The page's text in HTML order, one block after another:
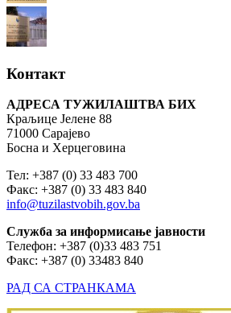
Контакт
АДРЕСА ТУЖИЛАШТВА БИХ
Краљице Јелене 88
71000 Сарајево
Босна и Херцеговина
Тел: +387 (0) 33 483 700
Факс: +387 (0) 33 483 840
info@tuzilastvobih.gov.ba
Служба за информисање јавности
Телефон: +387 (0)33 483 751
Факс: +387 (0) 33483 840
РАД СА СТРАНКАМА